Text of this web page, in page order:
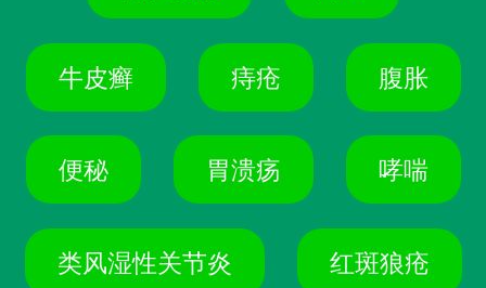
牛皮癣 痔疮 腹胀
便秘 胃溃疡 哮喘
类风湿性关节炎 红斑狼疮